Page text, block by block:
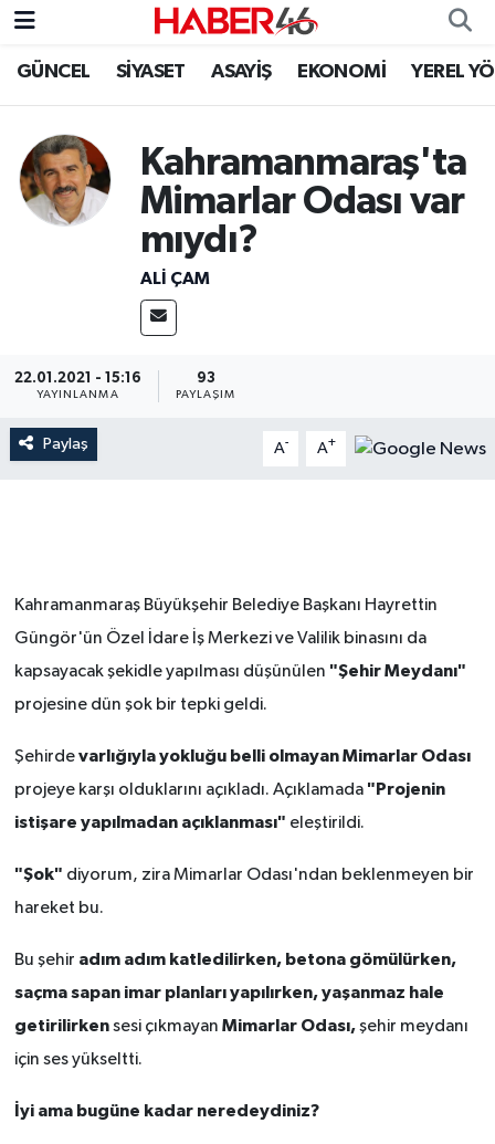
GÜNCEL SİYASET ASAYİŞ EKONOMİ YEREL
Kahramanmaraş'ta
Mimarlar Odası var
mıydı?
ALI ÇAM
22.01.2021 - 15:16
YAYINLANMA
93
PAYLAŞIM
Paylaş A- A+
Kahramanmaraş Büyükşehir Belediye Başkanı Hayrettin
Güngör'ün Özel İdare İş Merkezi ve Valilik binasını da
kapsayacak şekidle yapılması düşünülen "Şehir Meydanı"
projesine dün şok bir tepki geldi.
Şehirdevarlığıyla yokluğu belli olmayan Mimarlar Odası
projeye karşı olduklarını açıkladı. Açıklamada "Projenin
istişare yapılmadan açıklanması" eleştirildi.
"Şok" diyorum, zira Mimarlar Odası'ndan beklenmeyen bir
hareket bu.
Bu şehir adım adım katledilirken, betona gömülürken,
saçma sapan imar planları yapılırken, yaşanmaz hale
getirilirkensesi çıkmayan Mimarlar Odası,şehir meydanı
için ses yükseltti.
İyi ama bugüne kadar neredeydiniz?
GÜNCEL
SİYASET
EKONOMİ
KSÜ
DÜNYA
ROPORTAJ
MAGAZİN
KADIN-AİLE
MEDYA
Nöbetçi Eczaneler
Hava Durumu
Kahramanmaraş Namaz Vakitleri
Trafik Durumu
Süper Lig Puan Durumu ve Fikstür